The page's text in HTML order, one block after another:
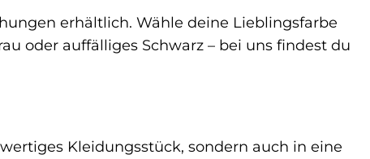
erhältlich. Wähle deine Lieblingsfarbe
oder auffälliges Schwarz – bei uns findest du
Kleidungsstück, sondern auch in eine